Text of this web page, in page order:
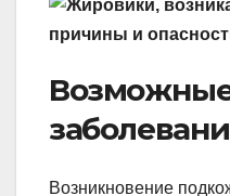
Возникновение